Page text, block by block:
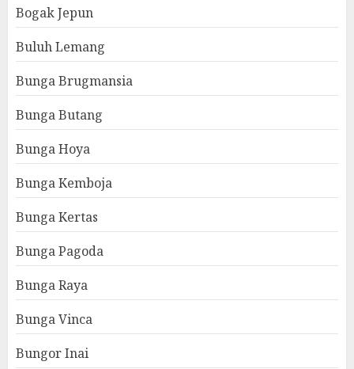
Bogak Jepun
Buluh Lemang
Bunga Brugmansia
Bunga Butang
Bunga Hoya
Bunga Kemboja
Bunga Kertas
Bunga Pagoda
Bunga Raya
Bunga Vinca
Bungor Inai